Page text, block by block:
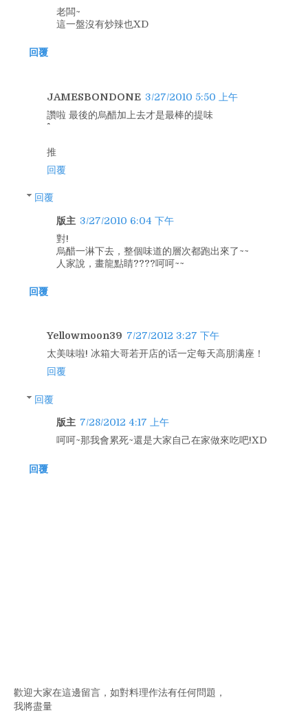
老闆~
這一盤沒有炒辣也XD
回覆
JAMESBONDONE 3/27/2010 5:50 上午
讚啦 最後的烏醋加上去才是最棒的提味
推
回覆
回覆
版主 3/27/2010 6:04 下午
對!
烏醋一淋下去，整個味道的層次都跑出來了~~
人家說，畫龍點睛????呵呵~~
回覆
Yellowmoon39 7/27/2012 3:27 下午
太美味啦! 冰箱大哥若开店的话一定每天高朋满座！
回覆
回覆
版主 7/28/2012 4:17 上午
呵呵~那我會累死~還是大家自己在家做來吃吧!XD
回覆
歡迎大家在這邊留言，如對料理作法有任何問題，
我將盡量